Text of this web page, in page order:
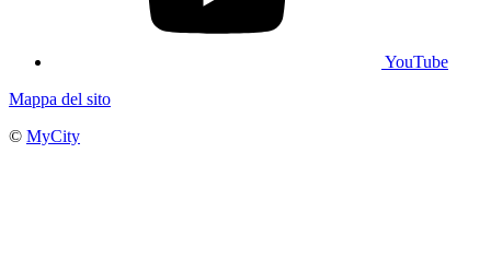
YouTube
Mappa del sito
© MyCity